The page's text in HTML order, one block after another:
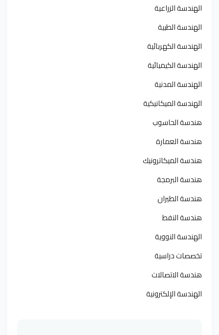
الهندسة الزراعية
الهندسة الطبية
الهندسة الكهربائية
الهندسة الكيميائية
الهندسة المدنية
الهندسة الميكانيكية
هندسة الحاسوب
هندسة العمارة
هندسة الميكاترونيك
هندسة البرمجة
هندسة الطيران
هندسة النفط
الهندسة النووية
تخصصات دراسية
هندسة الاتصالات
الهندسة الإلكترونية